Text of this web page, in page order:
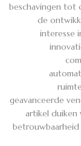
beschavingen tot
de
interesse
geavanceerde
artikel duiken
betrouwbaarheid